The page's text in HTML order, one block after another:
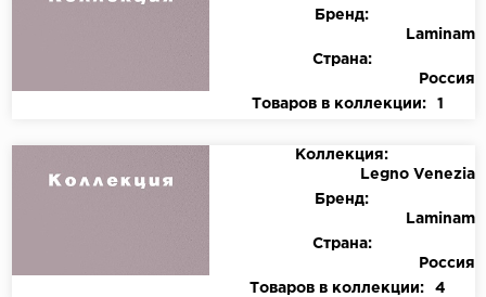
Бренд:
Laminam
Страна:
Россия
Товаров в коллекции:
1
Коллекция:
Legno Venezia
Бренд:
Laminam
Страна:
Россия
Товаров в коллекции:
4